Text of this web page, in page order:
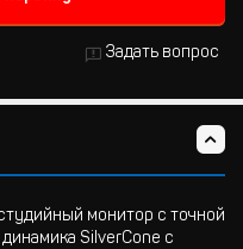
Задать вопрос
монитор с точной
SilverCone с